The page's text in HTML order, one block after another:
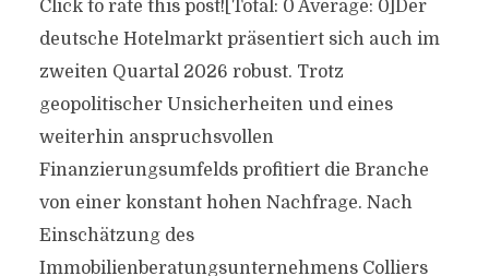
Click to rate this post![Total: 0 Average: 0]Der
deutsche Hotelmarkt präsentiert sich auch im
zweiten Quartal 2026 robust. Trotz
geopolitischer Unsicherheiten und eines
weiterhin anspruchsvollen
Finanzierungsumfelds profitiert die Branche
von einer konstant hohen Nachfrage. Nach
Einschätzung des
Immobilienberatungsunternehmens Colliers